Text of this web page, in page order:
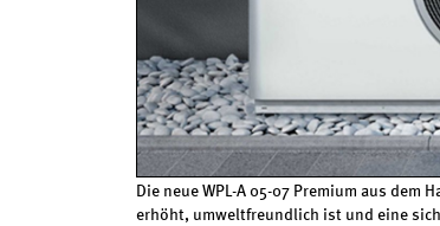
Die neue WPL-A 05-07 Premium aus
erhöht, umweltfreundlich ist und eine